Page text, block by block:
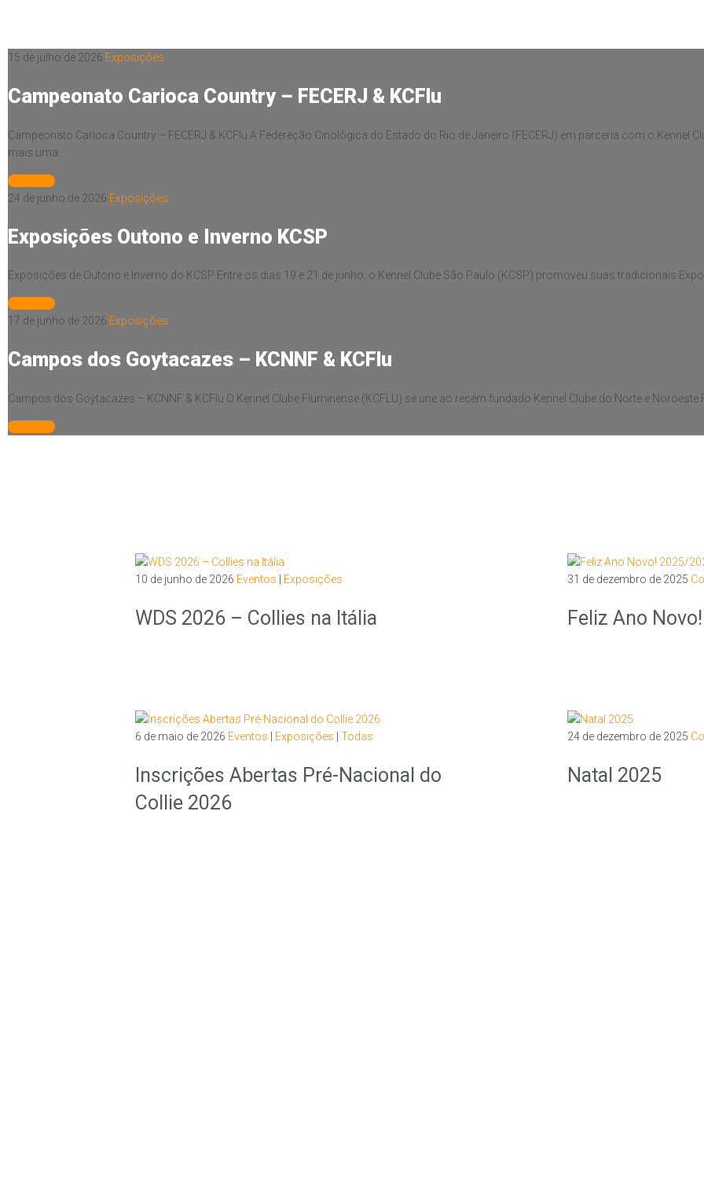
15 de julho de 2026 Exposições
Campeonato Carioca Country – FECERJ & KCFlu
Campeonato Carioca Country – FECERJ & KCFlu A Federeção Cinológica do Estado do Rio de Janeiro (FECERJ) em parceria com o Kennel
mais uma…
Leia mais
24 de junho de 2026 Exposições
Exposições Outono e Inverno KCSP
Exposições de Outono e Inverno do KCSP Entre os dias 19 e 21 de junho, o Kennel Clube São Paulo (KCSP) promoveu suas tradicionais
Leia mais
17 de junho de 2026 Exposições
Campos dos Goytacazes – KCNNF & KCFlu
Campos dos Goytacazes – KCNNF & KCFlu O Kennel Clube Fluminense (KCFLU) se une ao recém fundado Kennel Clube do Norte e Noroeste
Leia mais
10 de junho de 2026 Eventos Exposições
WDS 2026 – Collies na Itália
6 de maio de 2026 Eventos Exposições Todas
Inscrições Abertas Pré-Nacional do
Collie 2026
31 de dezembro de 2025
Feliz Ano
24 de dezembro de 2025
Natal 2025